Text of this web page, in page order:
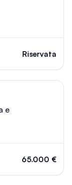
Riservata
e
65.000 €